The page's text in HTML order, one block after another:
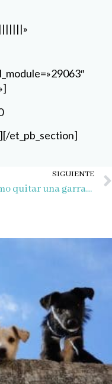
et_pb_section]
SIGUIENTE
¿Cómo quitar una garrapata?